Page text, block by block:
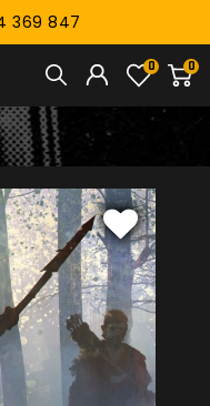
369 847
0
0